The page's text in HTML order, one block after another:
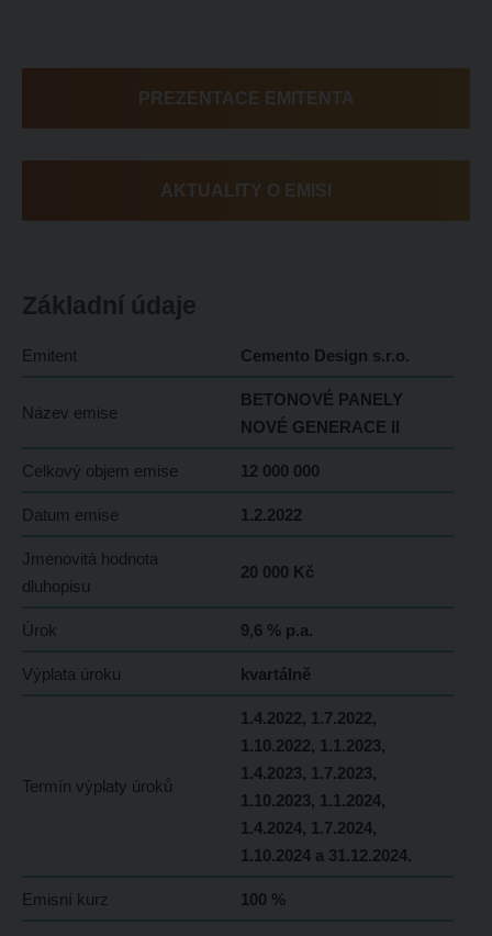
PREZENTACE EMITENTA
AKTUALITY O EMISI
Základní údaje
Emitent Cemento Design s.r.o.
Název emise
BETONOVÉ PANELY
NOVÉ GENERACE II
Celkový objem emise 12 000 000
Datum emise 1.2.2022
Jmenovitá hodnota
dluhopisu
20 000 Kč
Úrok 9,6 % p.a.
Výplata úroku kvartálně
Termín výplaty úroků
1.4.2022, 1.7.2022,
1.10.2022, 1.1.2023,
1.4.2023, 1.7.2023,
1.10.2023, 1.1.2024,
1.4.2024, 1.7.2024,
1.10.2024 a 31.12.2024.
Emisní kurz 100 %